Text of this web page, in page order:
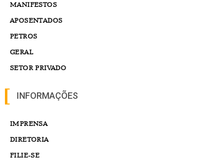
MANIFESTOS
APOSENTADOS
PETROS
GERAL
SETOR PRIVADO
INFORMAÇÕES
IMPRENSA
DIRETORIA
FILIE-SE